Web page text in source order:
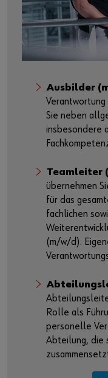
Ausbilder
Sie neben
insbesondere
Teamleiter
übernehmen
für das
fachlichen
(m/w/d).
Rolle als
personelle
Abteilung, die